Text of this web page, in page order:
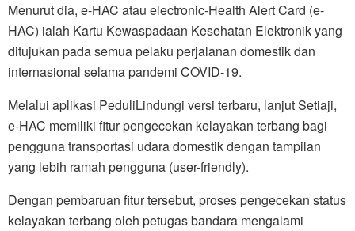
Menurut dia, e-HAC atau electronic-Health Alert Card (e-
HAC) ialah Kartu Kewaspadaan Kesehatan Elektronik yang
ditujukan pada semua pelaku perjalanan domestik dan
internasional selama pandemi COVID-19.
Melalui aplikasi PeduliLindungi versi terbaru, lanjut Setiaji,
e-HAC memiliki fitur pengecekan kelayakan terbang bagi
pengguna transportasi udara domestik dengan tampilan
yang lebih ramah pengguna (user-friendly).
Dengan pembaruan fitur tersebut, proses pengecekan status
kelayakan terbang oleh petugas bandara mengalami